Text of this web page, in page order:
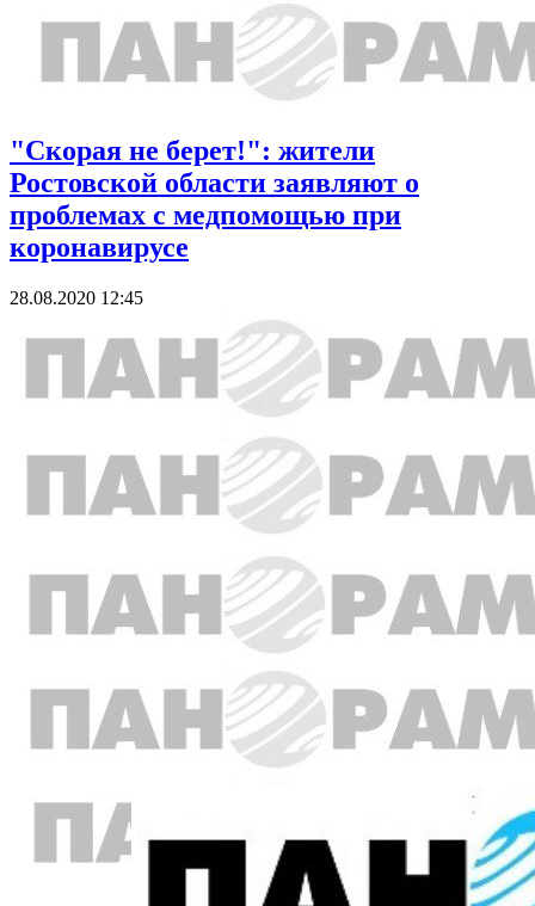
"Скорая не берет!": жители
Ростовской области заявляют о
проблемах с медпомощью при
коронавирусе
28.08.2020 12:45